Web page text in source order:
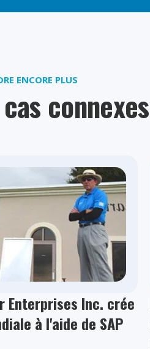
ENCORE PLUS
connexes
Enterprises Inc. crée
à l'aide de SAP